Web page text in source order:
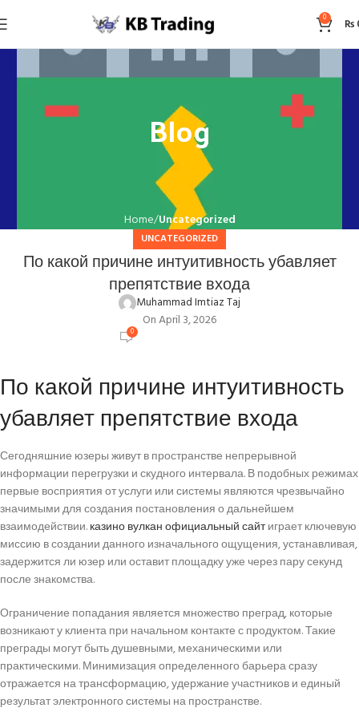
0 ₨
Blog
Home Uncategorized
UNCATEGORIZED
По какой причине интуитивность убавляет
препятствие входа
Muhammad Imtiaz Taj
On April 3, 2026
0
По какой причине интуитивность
убавляет препятствие входа
Сегодняшние юзеры живут в пространстве непрерывной
информации перегрузки и скудного интервала. В подобных режимах
первые восприятия от услуги или системы являются чрезвычайно
значимыми для создания постановления о дальнейшем
взаимодействии.казино вулкан официальный сайтиграет ключевую
миссию в создании данного изначального ощущения, устанавливая,
задержится ли юзер или оставит площадку уже через пару секунд
после знакомства.
Ограничение попадания является множество преград, которые
возникают у клиента при начальном контакте с продуктом. Такие
преграды могут быть душевными, механическими или
практическими. Минимизация определенного барьера сразу
отражается на трансформацию, удержание участников и единый
результат электронного системы на пространстве.